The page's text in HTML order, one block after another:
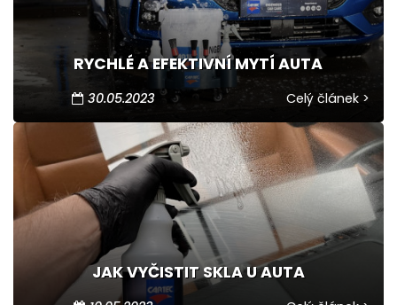
RYCHLÉ A EFEKTIVNÍ MYTÍ AUTA
30.05.2023 Celý článek >
JAK VYČISTIT SKLA U AUTA